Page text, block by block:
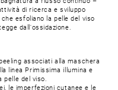
di ricerca e sviluppo
esfoliano la pelle del viso
dall'ossidazione.
associati alla maschera
linea Primissima illumina e
pelle del viso.
le imperfezioni cutanee e le